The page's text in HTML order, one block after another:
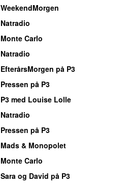
WeekendMorgen
Natradio
Monte Carlo
Natradio
EfterårsMorgen på P3
Pressen på P3
P3 med Louise Lolle
Natradio
Pressen på P3
Mads & Monopolet
Monte Carlo
Sara og David på P3